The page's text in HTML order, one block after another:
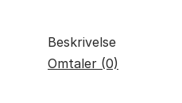
Beskrivelse
Omtaler (0)